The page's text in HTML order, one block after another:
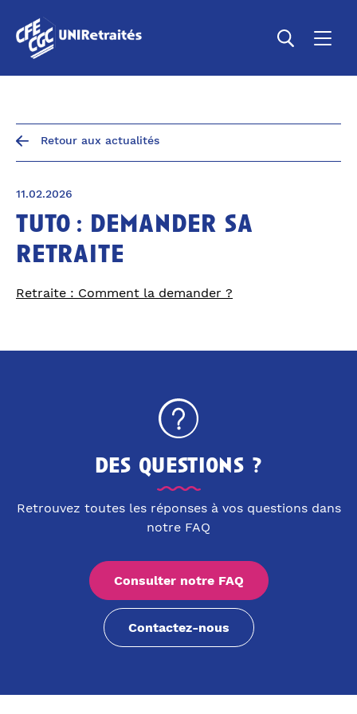
Retour aux actualités
11.02.2026
tuto : demander sa
retraite
Retraite : Comment la demander ?
des questions ?
Retrouvez toutes les réponses à vos questions dans
notre FAQ
Consulter notre FAQ
Contactez-nous